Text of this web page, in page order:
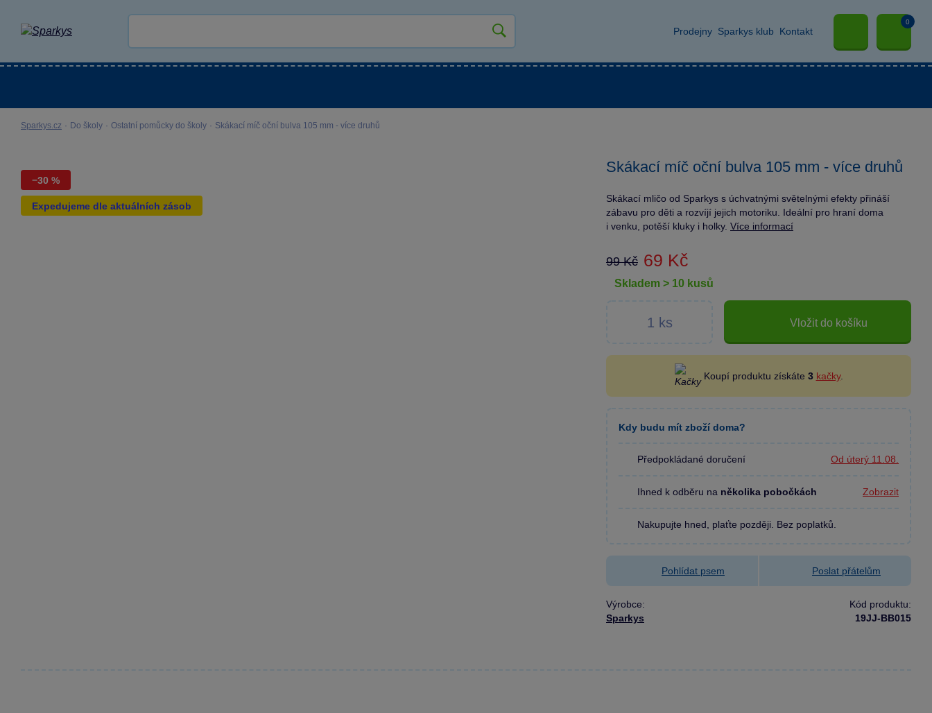
Prodejny Sparkys klub Kontakt
0
Sparkys.cz · Do školy · Ostatní pomůcky do školy · Skákací míč oční bulva 105 mm - více druhů
−30 %
Expedujeme dle aktuálních zásob
Skákací míč oční bulva 105 mm - více druhů
Skákací mličo od Sparkys s úchvatnými světelnými efekty přináší
zábavu pro děti a rozvíjí jejich motoriku. Ideální pro hraní doma
i venku, potěší kluky i holky. Více informací
99 Kč 69 Kč
skladem > 10 kusů
Vložit do košíku
Koupí produktu získáte 3 kačky.
Kdy budu mít zboží doma?
Předpokládané doručení Od úterý 11.08.
Ihned k odběru na několika pobočkách Zobrazit
Nakupujte hned, plaťte později. Bez poplatků.
Pohlídat psem Poslat přátelům
Výrobce:
Sparkys
Kód produktu:
19JJ-BB015